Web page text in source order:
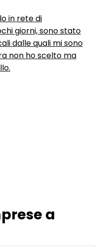
in rete di
giorni, sono stato
dalle quali mi sono
non ho scelto ma
a